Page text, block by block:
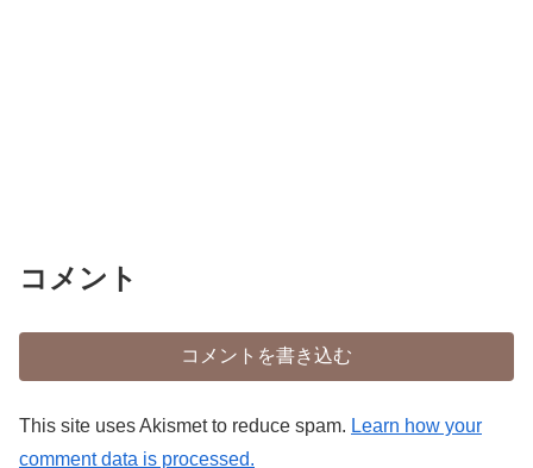
コメント
コメントを書き込む
This site uses Akismet to reduce spam. Learn how your
comment data is processed.